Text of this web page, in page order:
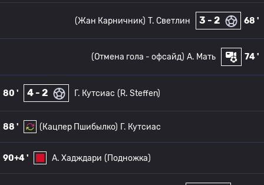
68 '
3 - 2
T. Светлин
(Жан Карничник)
74 '
A. Мать
(Отмена гола - офсайд)
80 ' 4 - 2 Г. Кутсиас (R. Steffen)
88 ' (Кацпер Пшибылко) Г. Кутсиас
90+4 ' А. Хадждари (Подножка)